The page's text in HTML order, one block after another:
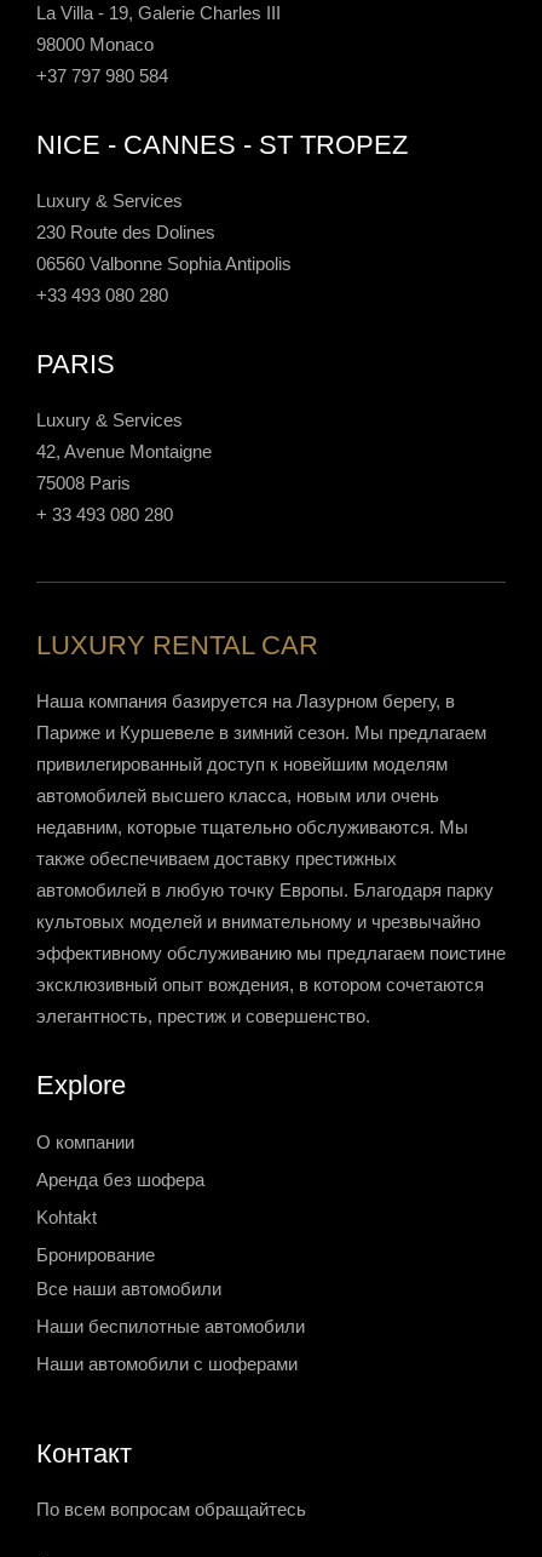
La Villa - 19, Galerie Charles III
98000 Monaco
+37 797 980 584
NICE - CANNES - ST TROPEZ
Luxury & Services
230 Route des Dolines
06560 Valbonne Sophia Antipolis
+33 493 080 280
PARIS
Luxury & Services
42, Avenue Montaigne
75008 Paris
+ 33 493 080 280
LUXURY RENTAL CAR
Наша компания базируется на Лазурном берегу, в
Париже и Куршевеле в зимний сезон. Мы предлагаем
привилегированный доступ к новейшим моделям
автомобилей высшего класса, новым или очень
недавним, которые тщательно обслуживаются. Мы
также обеспечиваем доставку престижных
автомобилей в любую точку Европы. Благодаря парку
культовых моделей и внимательному и чрезвычайно
эффективному обслуживанию мы предлагаем поистине
эксклюзивный опыт вождения, в котором сочетаются
элегантность, престиж и совершенство.
Explore
О компании
Аренда без шофера
Kohtakt
Бронирование
Все наши автомобили
Наши беспилотные автомобили
Наши автомобили с шоферами
Контакт
По всем вопросам обращайтесь